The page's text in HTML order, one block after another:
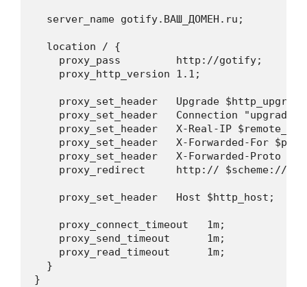
  server_name gotify.ВАШ_ДОМЕН.ru;
  location / {
    proxy_pass         http://gotify;
    proxy_http_version 1.1;
proxy_set_header   Upgrade
    proxy_set_header   Connection "upgrade";
proxy_set_header   X-Real-IP
proxy_set_header   X-Forwarded-For
proxy_set_header   X-Forwarded-Proto
    proxy_redirect     http:// $scheme://;
    proxy_set_header   Host $http_host;
    proxy_connect_timeout   1m;
    proxy_send_timeout      1m;
    proxy_read_timeout      1m;
  }
}